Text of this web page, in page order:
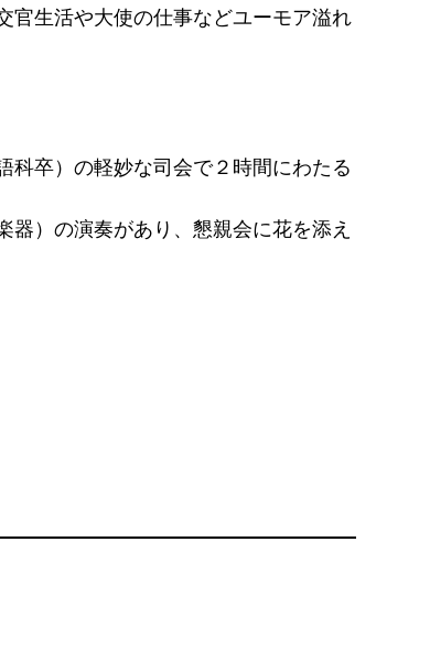
官生活や大使の仕事などユーモア溢れ
科卒）の軽妙な司会で２時間にわたる
）の演奏があり、懇親会に花を添え